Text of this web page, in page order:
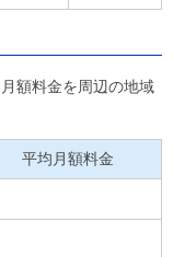
額料金を周辺の地域
平均月額料金